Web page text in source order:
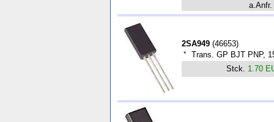
a.Anfr.
2SA949 (46653)
*
Trans. GP BJT PNP,
Stck. 1.70